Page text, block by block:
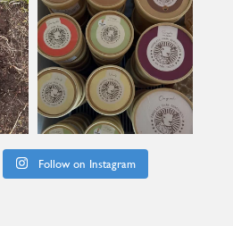
Jun 24
Follow on Instagram